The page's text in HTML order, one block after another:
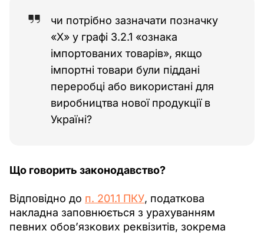
чи потрібно зазначати позначку
«Х» у графі 3.2.1 «ознака
імпортованих товарів», якщо
імпортні товари були піддані
переробці або використані для
виробництва нової продукції в
Україні?
Що говорить законодавство?
Відповідно до п. 201.1 ПКУ, податкова
накладна заповнюється з урахуванням
певних обов’язкових реквізитів, зокрема